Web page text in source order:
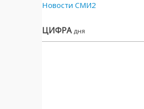
Новости СМИ2
ЦИФРА дня